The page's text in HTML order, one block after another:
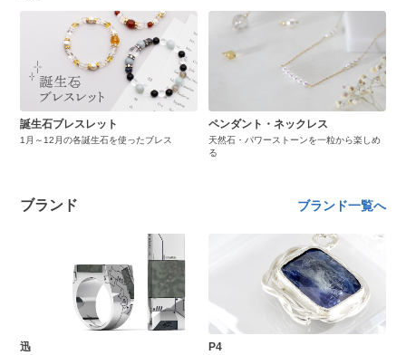
誕生石ブレスレット
1月～12月の各誕生石を使ったブレス
ペンダント・ネックレス
天然石・パワーストーンを一粒から楽しめ
る
ブランド ブランド一覧へ
迅 P4